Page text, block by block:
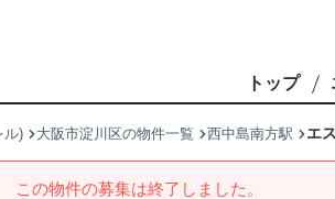
トップ
ル) 大阪市淀川区の物件一覧 西中島南方駅 エ
この物件の募集は終了しました。